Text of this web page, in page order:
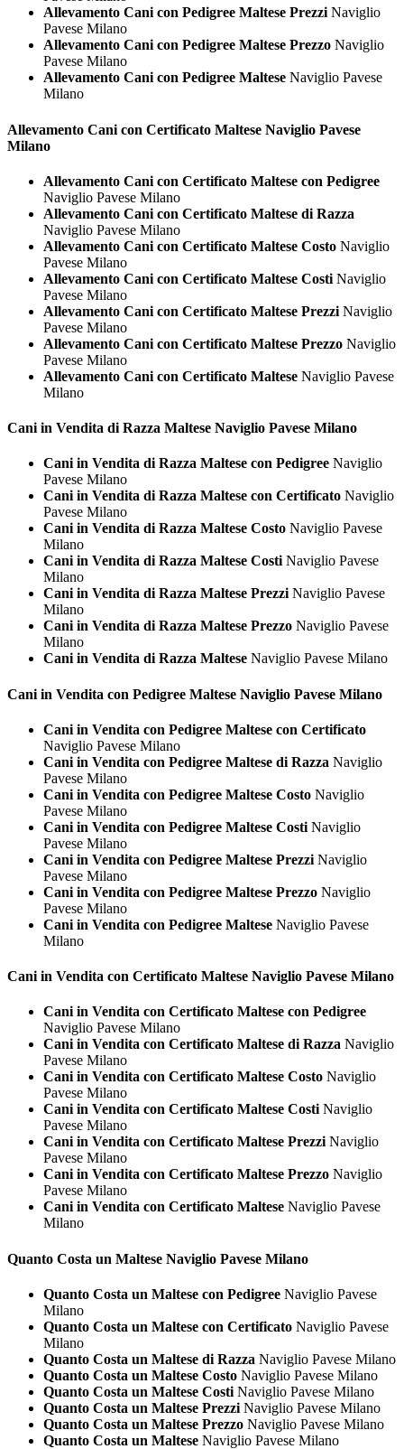
Allevamento Cani con Pedigree Maltese Prezzi Naviglio
Pavese Milano
Allevamento Cani con Pedigree Maltese Prezzo Naviglio
Pavese Milano
Allevamento Cani con Pedigree Maltese Naviglio Pavese
Milano
Allevamento Cani con Certificato Maltese Naviglio Pavese
Milano
Allevamento Cani con Certificato Maltese con Pedigree
Naviglio Pavese Milano
Allevamento Cani con Certificato Maltese di Razza
Naviglio Pavese Milano
Allevamento Cani con Certificato Maltese Costo Naviglio
Pavese Milano
Allevamento Cani con Certificato Maltese Costi Naviglio
Pavese Milano
Allevamento Cani con Certificato Maltese Prezzi Naviglio
Pavese Milano
Allevamento Cani con Certificato Maltese Prezzo Naviglio
Pavese Milano
Allevamento Cani con Certificato Maltese Naviglio Pavese
Milano
Cani in Vendita di Razza Maltese Naviglio Pavese Milano
Cani in Vendita di Razza Maltese con Pedigree Naviglio
Pavese Milano
Cani in Vendita di Razza Maltese con Certificato Naviglio
Pavese Milano
Cani in Vendita di Razza Maltese Costo Naviglio Pavese
Milano
Cani in Vendita di Razza Maltese CostiNaviglio Pavese
Milano
Cani in Vendita di Razza Maltese PrezziNaviglio Pavese
Milano
Cani in Vendita di Razza Maltese Prezzo Naviglio Pavese
Milano
Cani in Vendita di Razza Maltese Naviglio Pavese Milano
Cani in Vendita con Pedigree Maltese Naviglio Pavese Milano
Cani in Vendita con Pedigree Maltese con Certificato
Naviglio Pavese Milano
Cani in Vendita con Pedigree Maltese di Razza Naviglio
Pavese Milano
Cani in Vendita con Pedigree Maltese Costo Naviglio
Pavese Milano
Cani in Vendita con Pedigree Maltese Costi Naviglio
Pavese Milano
Cani in Vendita con Pedigree Maltese Prezzi Naviglio
Pavese Milano
Cani in Vendita con Pedigree Maltese Prezzo Naviglio
Pavese Milano
Cani in Vendita con Pedigree Maltese Naviglio Pavese
Milano
Cani in Vendita con Certificato Maltese Naviglio Pavese Milano
Cani in Vendita con Certificato Maltese con Pedigree
Naviglio Pavese Milano
Cani in Vendita con Certificato Maltese di Razza Naviglio
Pavese Milano
Cani in Vendita con Certificato Maltese Costo Naviglio
Pavese Milano
Cani in Vendita con Certificato Maltese CostiNaviglio
Pavese Milano
Cani in Vendita con Certificato Maltese PrezziNaviglio
Pavese Milano
Cani in Vendita con Certificato Maltese Prezzo Naviglio
Pavese Milano
Cani in Vendita con Certificato Maltese Naviglio Pavese
Milano
Quanto Costa un Maltese Naviglio Pavese Milano
Quanto Costa un Maltese con Pedigree Naviglio Pavese
Milano
Quanto Costa un Maltese con Certificato Naviglio Pavese
Milano
Quanto Costa un Maltese di Razza Naviglio Pavese Milano
Quanto Costa un Maltese Costo Naviglio Pavese Milano
Quanto Costa un Maltese Costi Naviglio Pavese Milano
Quanto Costa un Maltese Prezzi Naviglio Pavese Milano
Quanto Costa un Maltese Prezzo Naviglio Pavese Milano
Quanto Costa un Maltese Naviglio Pavese Milano